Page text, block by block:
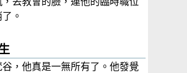
。
，他真是一無所有了。他發覺